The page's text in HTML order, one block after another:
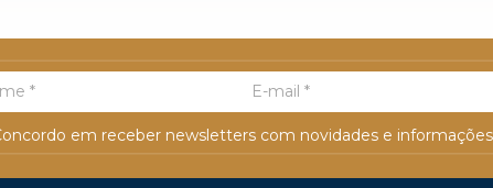
em receber newsletters com novidades e